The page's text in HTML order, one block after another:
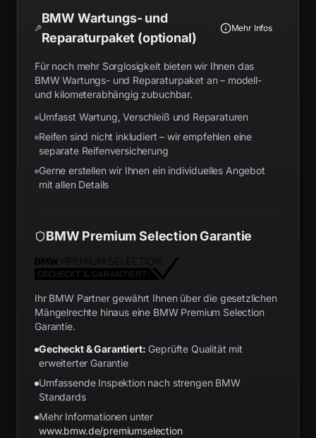
BMW Wartungs- und
Reparaturpaket (optional)
Mehr Infos
Für noch mehr Sorglosigkeit bieten wir Ihnen das
BMW Wartungs- und Reparaturpaket an – modell-
und kilometerabhängig zubuchbar.
Umfasst Wartung, Verschleiß und Reparaturen
Reifen sind nicht inkludiert – wir empfehlen eine
separate Reifenversicherung
Gerne erstellen wir Ihnen ein individuelles Angebot
mit allen Details
BMW Premium Selection Garantie
Ihr BMW Partner gewährt Ihnen über die gesetzlichen
Mängelrechte hinaus eine BMW Premium Selection
Garantie.
Gecheckt & Garantiert: Geprüfte Qualität mit
erweiterter Garantie
Umfassende Inspektion nach strengen BMW
Standards
Mehr Informationen unter
www.bmw.de/premiumselection